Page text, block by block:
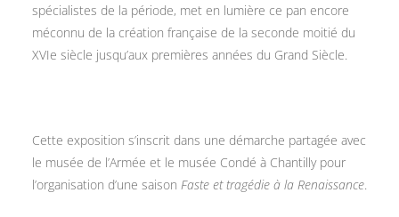
spécialistes de la période, met en lumière ce pan encore
méconnu de la création française de la seconde moitié du
XVIe siècle jusqu’aux premières années du Grand Siècle.
Cette exposition s’inscrit dans une démarche partagée avec
le musée de l’Armée et le musée Condé à Chantilly pour
l’organisation d’une saison Faste et tragédie à la Renaissance